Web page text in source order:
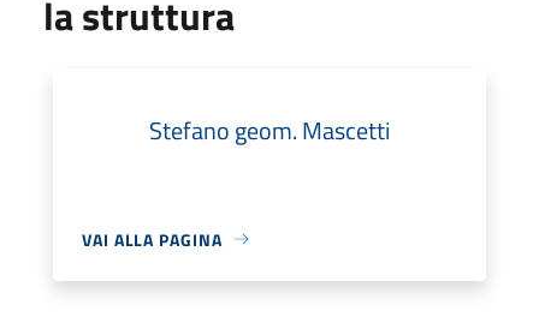
la struttura
Stefano geom. Mascetti
VAI ALLA PAGINA